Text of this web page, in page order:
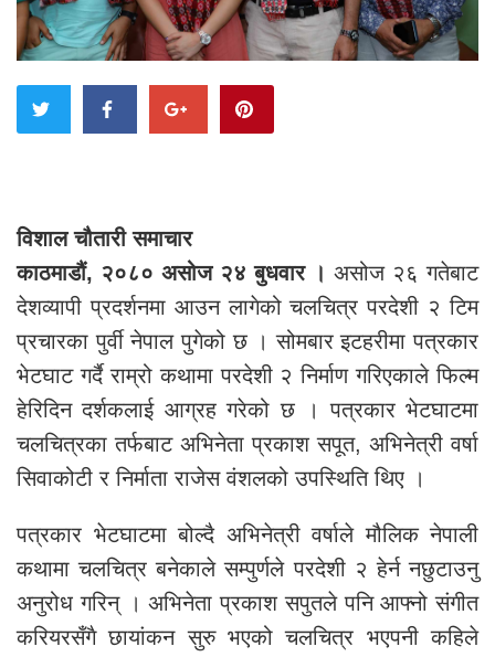
विशाल चौतारी समाचार
काठमाडौं, २०८० असोज २४ बुधवार । असोज २६ गतेबाट
देशव्यापी प्रदर्शनमा आउन लागेको चलचित्र परदेशी २ टिम
प्रचारका पुर्वी नेपाल पुगेको छ । सोमबार इटहरीमा पत्रकार
भेटघाट गर्दै राम्रो कथामा परदेशी २ निर्माण गरिएकाले फिल्म
हेरिदिन दर्शकलाई आग्रह गरेको छ । पत्रकार भेटघाटमा
चलचित्रका तर्फबाट अभिनेता प्रकाश सपूत, अभिनेत्री वर्षा
सिवाकोटी र निर्माता राजेस वंशलको उपस्थिति थिए ।
पत्रकार भेटघाटमा बोल्दै अभिनेत्री वर्षाले मौलिक नेपाली
कथामा चलचित्र बनेकाले सम्पुर्णले परदेशी २ हेर्न नछुटाउनु
अनुरोध गरिन् । अभिनेता प्रकाश सपुतले पनि आफ्नो संगीत
करियरसँगै छायांकन सुरु भएको चलचित्र भएपनी कहिले